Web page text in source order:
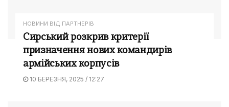
НОВИНИ ВІД ПАРТНЕРІВ
Сирський розкрив критерії
призначення нових командирів
армійських корпусів
10 БЕРЕЗНЯ, 2025 / 12:27